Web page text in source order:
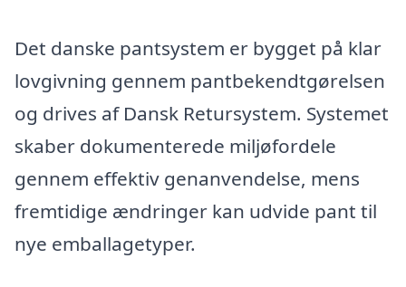
Det danske pantsystem er bygget på klar
lovgivning gennem pantbekendtgørelsen
og drives af Dansk Retursystem. Systemet
skaber dokumenterede miljøfordele
gennem effektiv genanvendelse, mens
fremtidige ændringer kan udvide pant til
nye emballagetyper.